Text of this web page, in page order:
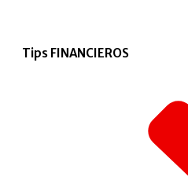
Tips FINANCIEROS